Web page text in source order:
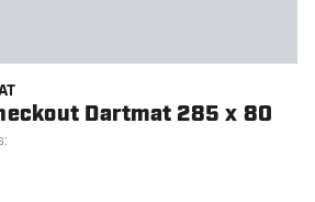
Dartmat 285 x 80